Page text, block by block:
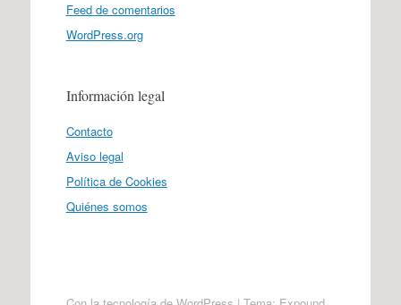
Feed de comentarios
WordPress.org
Información legal
Contacto
Aviso legal
Política de Cookies
Quiénes somos